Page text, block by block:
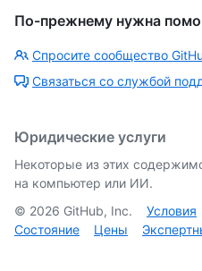
По-прежнему нужна
Спросите сообщество
Связаться со службой
Юридические услуги
Некоторые из этих
на компьютер или ИИ.
© 2026 GitHub, Inc. Условия
Состояние
Цены